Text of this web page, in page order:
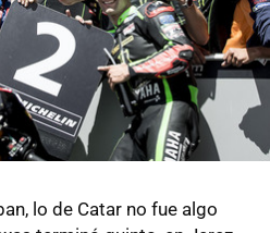
lo de Catar no fue algo